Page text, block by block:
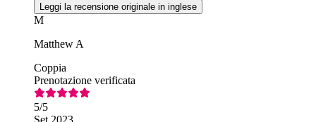
Leggi la recensione originale in inglese
M
Matthew A
Coppia
Prenotazione verificata
5/5